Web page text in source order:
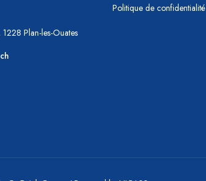
Plan-les-Ouates
Politique de confidentialité